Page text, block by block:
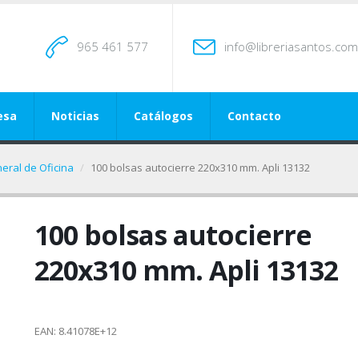
965 461 577 info@libreriasantos.com
Noticias Catálogos Contacto
de Oficina 100 bolsas autocierre 220x310 mm. Apli 13132
100 bolsas autocierre
220x310 mm. Apli 13132
EAN: 8.41078E+12